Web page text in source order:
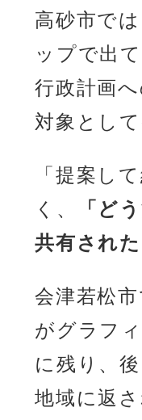
高砂市で
ップで出
行政計画
対象とし
「提案し
く、
「ど
共有された
会津若松
がグラフ
に残り、
地域に返